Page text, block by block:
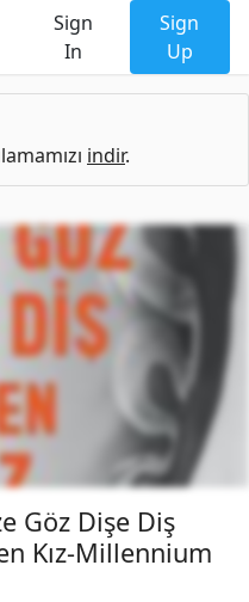
Sign
In
Sign
Up
indir.
Göz Dişe Diş
Kız-Millennium